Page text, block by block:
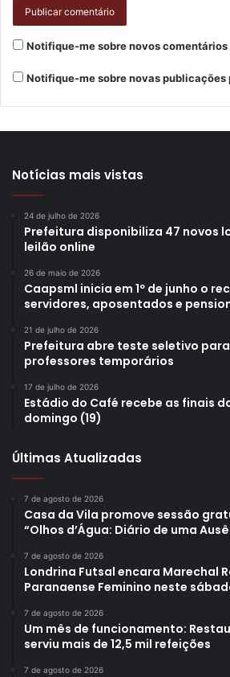
Notifique-me sobre novos comentários
Notifique-me sobre novas publicações
Notícias mais vistas
24 de julho de 2026
Prefeitura disponibiliza 47 novos
leilão online
26 de maio de 2026
Caapsml inicia em 1º de junho o
servidores, aposentados e
21 de julho de 2026
Prefeitura abre teste seletivo
professores temporários
17 de julho de 2026
Estádio do Café recebe as finais
domingo (19)
Últimas Atualizadas
7 de agosto de 2026
Casa da Vila promove sessão
“Olhos d’Água: Diário de uma
7 de agosto de 2026
Londrina Futsal encara Marechal
Paranaense Feminino neste
7 de agosto de 2026
Um mês de funcionamento:
serviu mais de 12,5 mil refeições
7 de agosto de 2026